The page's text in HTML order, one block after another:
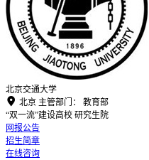
北京交通大学
 北京 主管部门：
教育部
“双一流”建设高校 研究生院
网报公告
招生简章
在线咨询